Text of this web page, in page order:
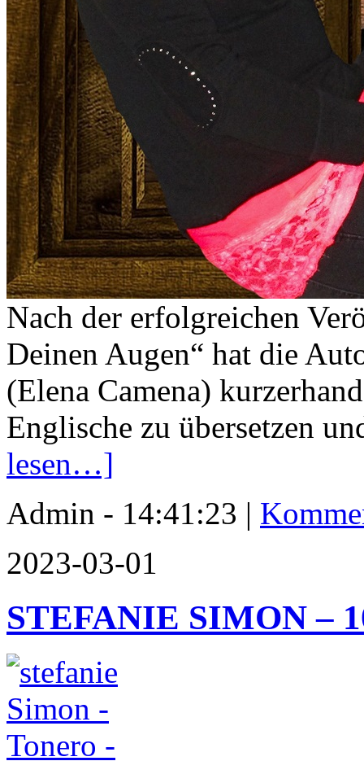
Nach der erfolgreichen
Deinen Augen“ hat die
(Elena Camena)
Englische zu übersetzen
lesen…]
Admin - 14:41:23 |
2023-03-01
STEFANIE SIMON –